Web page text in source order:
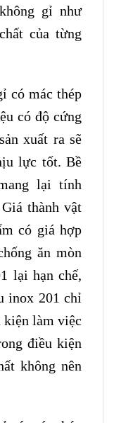
gỉ như
của từng
có mác thép
có độ cứng
xuất ra sẽ
lực tốt. Bề
lại tính
thành vật
có giá hợp
ăn mòn
lại hạn chế,
inox 201 chỉ
kiện làm việc
điều kiện
không nên